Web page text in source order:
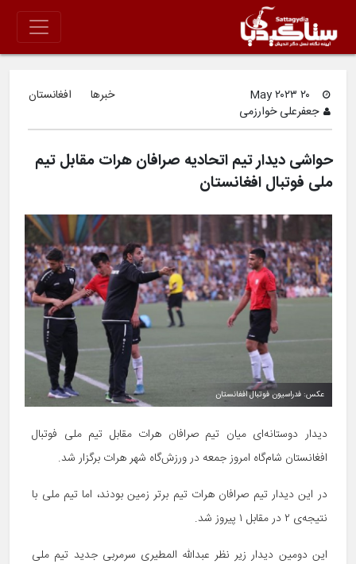
جعفرعلی خوارزمی
خبرها افغانستان
حواشی دیدار تیم اتحادیه صرافان هرات مقابل تیم
ملی فوتبال افغانستان
عکس: فدراسیون فوتبال افغانستان
دیدار دوستانه‌ا‌ی میان تیم صرافان هرات مقابل تیم ملی فوتبال
افغانستان شام‌گاه امروز جمعه در ورزش‌گاه شهر هرات برگزار شد.
در این دیدار تیم صرافان هرات تیم برتر زمین بودند، اما تیم ملی با
نتیجه‌ی ۲ در مقابل ۱ پیروز شد.
این دومین دیدار زیر نظر عبدالله المطیری سرمربی جدید تیم ملی